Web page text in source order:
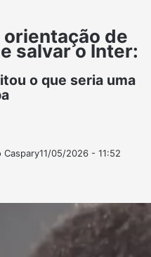
orientação de
salvar o Inter:
o que seria uma
CasparyFollow
Mande
11/05/2026 - 11:52